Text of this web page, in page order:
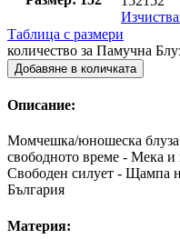
Таблица с размери
количество за Памучна
Добавяне в количката
Описание:
Момчешка/юношеска блуза
свободното време - Мека
Свободен силует - Щампа
България
Материя: